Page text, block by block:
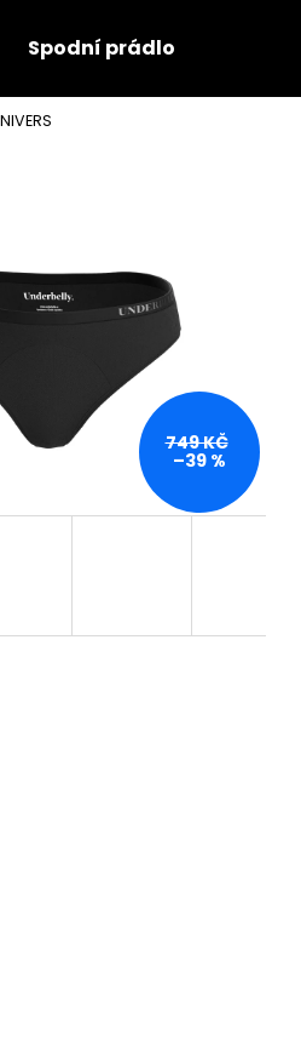
Spodní prádlo
749 KČ
–39 %
najít?